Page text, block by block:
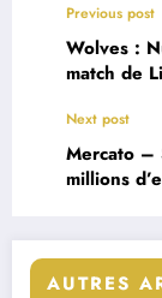
Previous post
Wolves :
match de
Next post
Mercato –
millions
AUTRES